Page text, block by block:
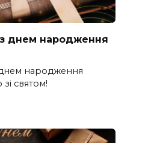
з днем народження
народження
зі святом!